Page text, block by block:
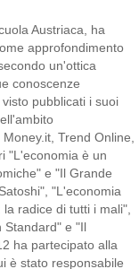
Austriaca, ha
approfondimento
un'ottica
conoscenze
pubblicati i suoi
Trend Online,
"L'economia è un
e "Il Grande
"L'economia
radice di tutti i mali",
Standard" e "Il
ha partecipato alla
è stato responsabile